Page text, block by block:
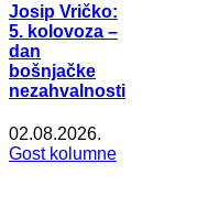
Josip Vričko:
5. kolovoza –
dan
bošnjačke
nezahvalnosti
02.08.2026.
Gost kolumne